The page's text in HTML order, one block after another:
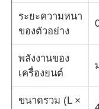
ระยะความหนา
ของตัวอย่าง
พลังงานของ
เครื่องยนต์
ขนาดรวม (L ×